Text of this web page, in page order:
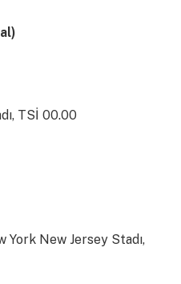
TSİ 00.00
York New Jersey Stadı,